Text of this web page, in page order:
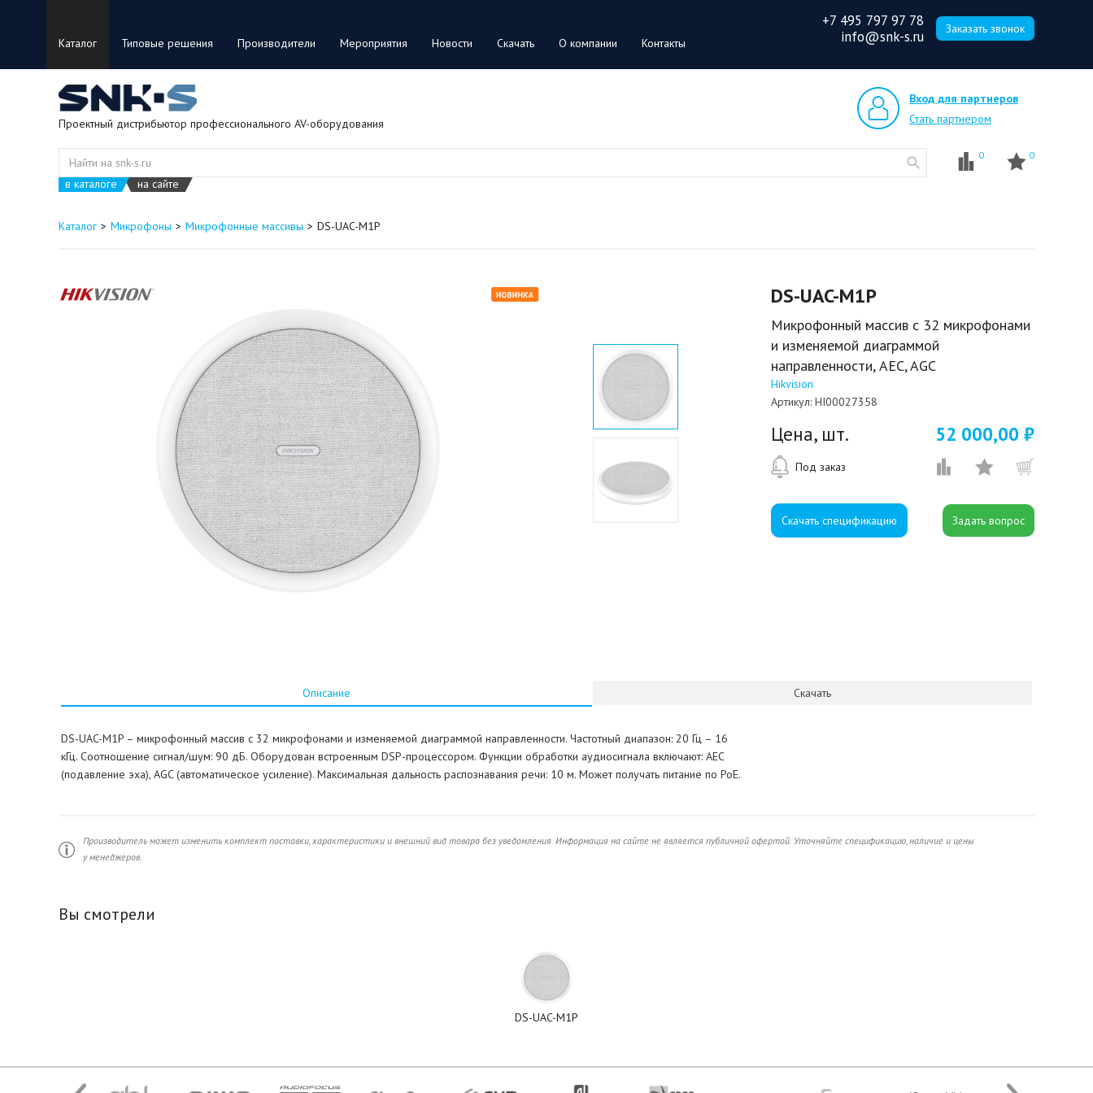
Каталог Типовые решения Производители Мероприятия Новости Скачать О компании Контакты
+7 495 797 97 78
info@snk-s.ru
Заказать звонок
Проектный дистрибьютор профессионального AV-оборудования
Вход для партнеров
Стать партнером
в каталоге на сайте
0 0
Каталог Микрофоны Микрофонные массивы DS-UAC-M1P
DS-UAC-M1P
Микрофонный массив c 32 микрофонами
и изменяемой диаграммой
направленности, AEC, AGC
Hikvision
Артикул: HI00027358
Цена, шт. 52 000,00 ₽
Под заказ
Скачать спецификацию
Описание Скачать
DS-UAC-M1P – микрофонный массив c 32 микрофонами и изменяемой диаграммой направленности. Частотный диапазон: 20 Гц – 16
кГц. Соотношение сигнал/шум: 90 дБ. Оборудован встроенным DSP-процессором. Функции обработки аудиосигнала включают: AEC
(подавление эха), AGC (автоматическое усиление). Максимальная дальность распознавания речи: 10 м. Может получать питание по PoE.
Производитель может изменить комплект поставки, характеристики и внешний вид товара без уведомления. Информация на сайте не является публичной офертой. Уточняйте спецификацию, наличие и цены
у менеджеров.
Вы смотрели
DS-UAC-M1P